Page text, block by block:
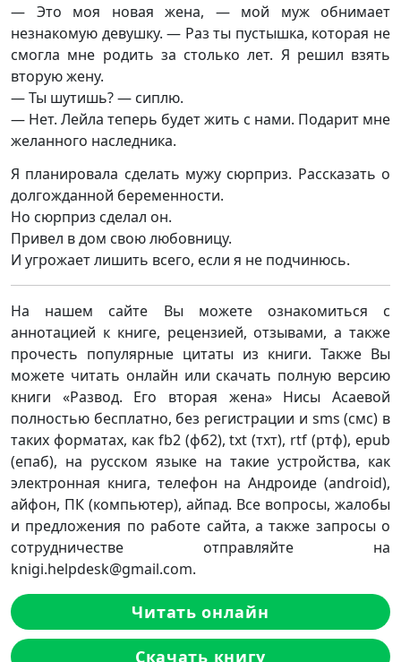
— Это моя новая жена, — мой муж обнимает
незнакомую девушку. — Раз ты пустышка, которая не
смогла мне родить за столько лет. Я решил взять
вторую жену.
— Ты шутишь? — сиплю.
— Нет. Лейла теперь будет жить с нами. Подарит мне
желанного наследника.
Я планировала сделать мужу сюрприз. Рассказать о
долгожданной беременности.
Но сюрприз сделал он.
Привел в дом свою любовницу.
И угрожает лишить всего, если я не подчинюсь.
На нашем сайте Вы можете ознакомиться с
аннотацией к книге, рецензией, отзывами, а также
прочесть популярные цитаты из книги. Также Вы
можете читать онлайн или скачать полную версию
книги «Развод. Его вторая жена» Нисы Асаевой
полностью бесплатно, без регистрации и sms (смс) в
таких форматах, как fb2 (фб2), txt (тхт), rtf (ртф), epub
(епаб), на русском языке на такие устройства, как
электронная книга, телефон на Андроиде (android),
айфон, ПК (компьютер), айпад. Все вопросы, жалобы
и предложения по работе сайта, а также запросы о
сотрудничестве отправляйте на
knigi.helpdesk@gmail.com.
Читать онлайн
Скачать книгу